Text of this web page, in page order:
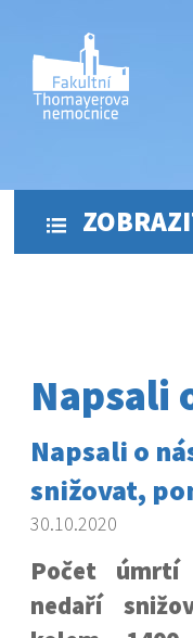
Napsali
Napsali o
snižovat,
30.10.2020
Počet
nedaří